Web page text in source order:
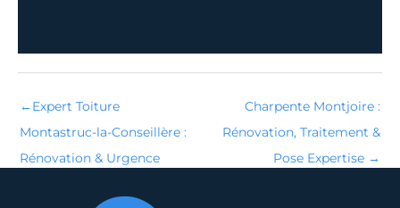
←Expert Toiture
Montastruc-la-Conseillère :
Rénovation & Urgence
Charpente Montjoire :
Rénovation, Traitement &
Pose Expertise →